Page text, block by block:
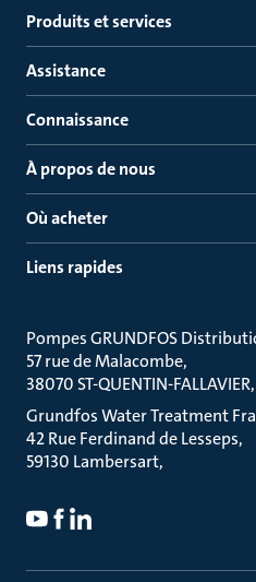
Produits et services
Assistance
Connaissance
À propos de nous
Où acheter
Liens rapides
Pompes GRUNDFOS
57 rue de Malacombe
38070 ST-QUENTIN-FALLAVIER
Grundfos Water Treatment
42 Rue Ferdinand de Lesseps
59130 Lambersart